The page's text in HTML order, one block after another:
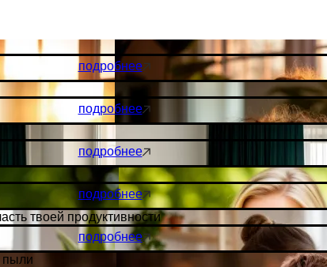
подробнее
подробнее
подробнее
подробнее
твоей продуктивности
подробнее
пыли